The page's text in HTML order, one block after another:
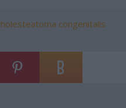
congenitalis